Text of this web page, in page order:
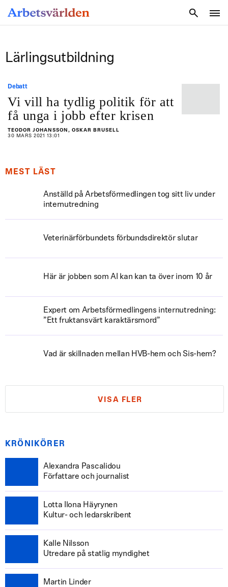
Lärlingsutbildning
Debatt
Vi vill ha tydlig politik för att
få unga i jobb efter krisen
TEODOR JOHANSSON, OSKAR BRUSELL
30 MARS 2021 13:01
MEST LÄST
Anställd på Arbetsförmedlingen tog sitt liv under
internutredning
Veterinärförbundets förbundsdirektör slutar
Här är jobben som AI kan kan ta över inom 10 år
Expert om Arbetsförmedlingens internutredning:
”Ett fruktansvärt karaktärsmord”
Vad är skillnaden mellan HVB-hem och Sis-hem?
VISA FLER
KRÖNIKÖRER
Alexandra Pascalidou
Författare och journalist
Lotta Ilona Häyrynen
Kultur- och ledarskribent
Kalle Nilsson
Utredare på statlig myndighet
Martin Linder